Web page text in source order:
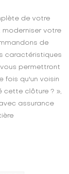
de votre
moderniser votre
de
caractéristiques
permettront
fois qu'un voisin
cette clôture ? »,
assurance